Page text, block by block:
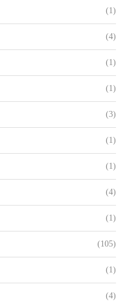
(1)
(4)
(1)
(1)
(3)
(1)
(1)
(4)
(1)
(105)
(1)
(4)